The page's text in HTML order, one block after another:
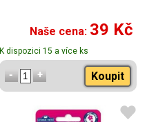
Naše cena: 39 Kč
K dispozici 15 a více ks
Koupit